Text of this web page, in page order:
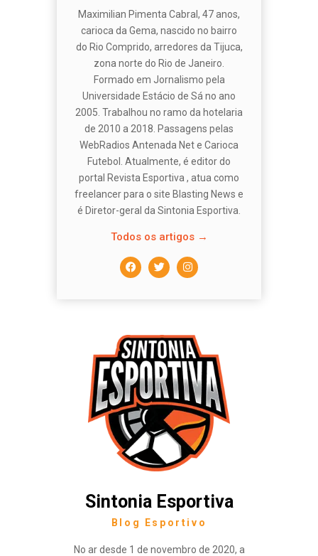
Maximilian Pimenta Cabral, 47 anos,
carioca da Gema, nascido no bairro
do Rio Comprido, arredores da Tijuca,
zona norte do Rio de Janeiro.
Formado em Jornalismo pela
Universidade Estácio de Sá no ano
2005. Trabalhou no ramo da hotelaria
de 2010 a 2018. Passagens pelas
WebRadios Antenada Net e Carioca
Futebol. Atualmente, é editor do
portal Revista Esportiva , atua como
freelancer para o site Blasting News e
é Diretor-geral da Sintonia Esportiva.
Todos os artigos →
Sintonia Esportiva
Blog Esportivo
No ar desde 1 de novembro de 2020, a